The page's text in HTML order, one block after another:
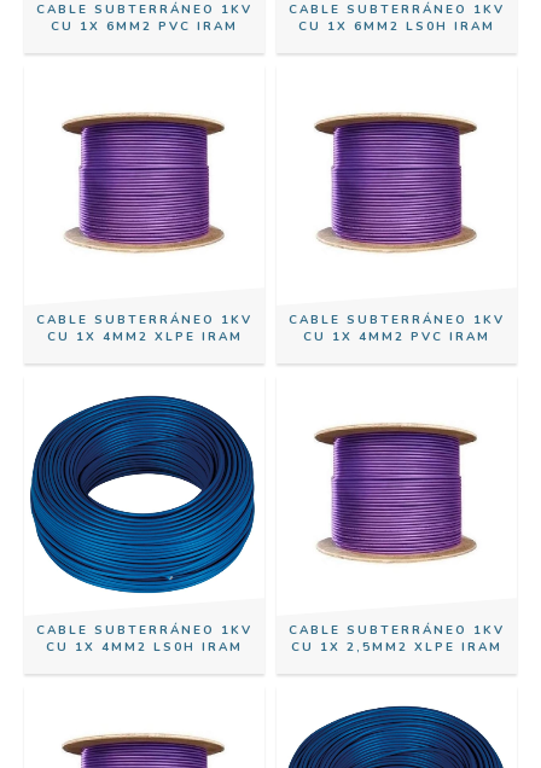
CABLE SUBTERRÁNEO 1KV
CU 1X 6MM2 PVC IRAM
CABLE SUBTERRÁNEO 1KV
CU 1X 6MM2 LS0H IRAM
CABLE SUBTERRÁNEO 1KV
CU 1X 4MM2 XLPE IRAM
CABLE SUBTERRÁNEO 1KV
CU 1X 4MM2 PVC IRAM
CABLE SUBTERRÁNEO 1KV
CU 1X 4MM2 LS0H IRAM
CABLE SUBTERRÁNEO 1KV
CU 1X 2,5MM2 XLPE IRAM